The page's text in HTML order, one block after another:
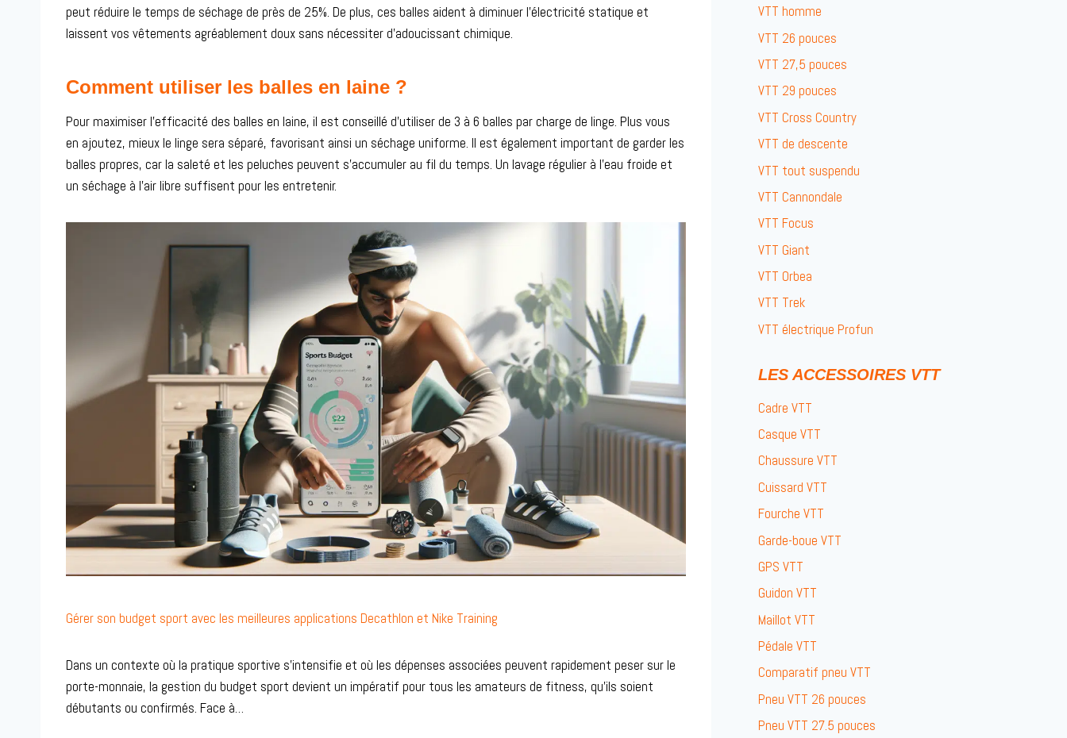
peut réduire le temps de séchage de près de 25%. De plus, ces balles aident à diminuer l’électricité statique et
laissent vos vêtements agréablement doux sans nécessiter d’adoucissant chimique.
Comment utiliser les balles en laine ?
Pour maximiser l’efficacité des balles en laine, il est conseillé d’utiliser de 3 à 6 balles par charge de linge. Plus vous
en ajoutez, mieux le linge sera séparé, favorisant ainsi un séchage uniforme. Il est également important de garder les
balles propres, car la saleté et les peluches peuvent s’accumuler au fil du temps. Un lavage régulier à l’eau froide et
un séchage à l’air libre suffisent pour les entretenir.
Gérer son budget sport avec les meilleures applications Decathlon et Nike Training
Dans un contexte où la pratique sportive s’intensifie et où les dépenses associées peuvent rapidement peser sur le
porte-monnaie, la gestion du budget sport devient un impératif pour tous les amateurs de fitness, qu’ils soient
débutants ou confirmés. Face à…
VTT homme
VTT 26 pouces
VTT 27,5 pouces
VTT 29 pouces
VTT Cross Country
VTT de descente
VTT tout suspendu
VTT Cannondale
VTT Focus
VTT Giant
VTT Orbea
VTT Trek
VTT électrique Profun
LES ACCESSOIRES VTT
Cadre VTT
Casque VTT
Chaussure VTT
Cuissard VTT
Fourche VTT
Garde-boue VTT
GPS VTT
Guidon VTT
Maillot VTT
Pédale VTT
Comparatif pneu VTT
Pneu VTT 26 pouces
Pneu VTT 27.5 pouces